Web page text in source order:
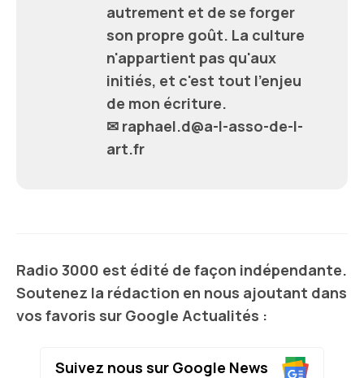
autrement et de se forger
son propre goût. La culture
n'appartient pas qu'aux
initiés, et c'est tout l'enjeu
de mon écriture.
✉ raphael.d@a-l-asso-de-l-
art.fr
Radio 3000 est édité de façon indépendante.
Soutenez la rédaction en nous ajoutant dans
vos favoris sur Google Actualités :
Suivez nous sur Google News